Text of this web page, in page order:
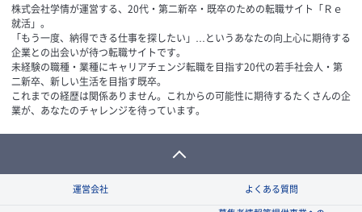
株式会社学情が運営する、20代・第二新卒・既卒のための転職サイト「Ｒｅ
就活」。
「もう一度、納得できる仕事を探したい」…というあなたの向上心に期待する
企業との出会いが待つ転職サイトです。
未経験の職種・業種にキャリアチェンジ転職を目指す20代の若手社会人・第
二新卒、新しい生活を目指す既卒。
これまでの経歴は関係ありません。これからの可能性に期待するたくさんの企
業が、あなたのチャレンジを待っています。
運営会社
よくある質問